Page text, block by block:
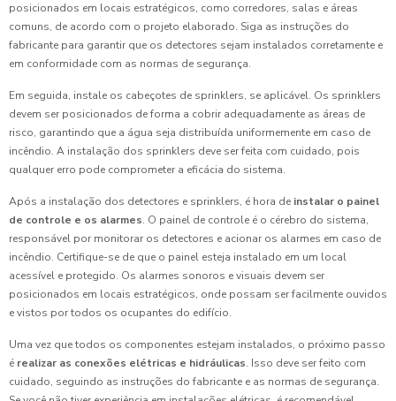
posicionados em locais estratégicos, como corredores, salas e áreas
comuns, de acordo com o projeto elaborado. Siga as instruções do
fabricante para garantir que os detectores sejam instalados corretamente e
em conformidade com as normas de segurança.
Em seguida, instale os cabeçotes de sprinklers, se aplicável. Os sprinklers
devem ser posicionados de forma a cobrir adequadamente as áreas de
risco, garantindo que a água seja distribuída uniformemente em caso de
incêndio. A instalação dos sprinklers deve ser feita com cuidado, pois
qualquer erro pode comprometer a eficácia do sistema.
Após a instalação dos detectores e sprinklers, é hora de instalar o painel
de controle e os alarmes. O painel de controle é o cérebro do sistema,
responsável por monitorar os detectores e acionar os alarmes em caso de
incêndio. Certifique-se de que o painel esteja instalado em um local
acessível e protegido. Os alarmes sonoros e visuais devem ser
posicionados em locais estratégicos, onde possam ser facilmente ouvidos
e vistos por todos os ocupantes do edifício.
Uma vez que todos os componentes estejam instalados, o próximo passo
é realizar as conexões elétricas e hidráulicas. Isso deve ser feito com
cuidado, seguindo as instruções do fabricante e as normas de segurança.